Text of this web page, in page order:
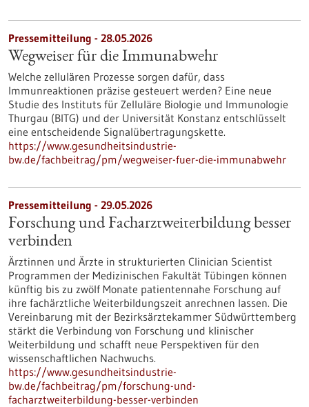
Pressemitteilung - 28.05.2026
Wegweiser für die Immunabwehr
Welche zellulären Prozesse sorgen dafür, dass
Immunreaktionen präzise gesteuert werden? Eine neue
Studie des Instituts für Zelluläre Biologie und Immunologie
Thurgau (BITG) und der Universität Konstanz entschlüsselt
eine entscheidende Signalübertragungskette.
https://www.gesundheitsindustrie-
bw.de/fachbeitrag/pm/wegweiser-fuer-die-immunabwehr
Pressemitteilung - 29.05.2026
Forschung und Facharztweiterbildung besser
verbinden
Ärztinnen und Ärzte in strukturierten Clinician Scientist
Programmen der Medizinischen Fakultät Tübingen können
künftig bis zu zwölf Monate patientennahe Forschung auf
ihre fachärztliche Weiterbildungszeit anrechnen lassen. Die
Vereinbarung mit der Bezirksärztekammer Südwürttemberg
stärkt die Verbindung von Forschung und klinischer
Weiterbildung und schafft neue Perspektiven für den
wissenschaftlichen Nachwuchs.
https://www.gesundheitsindustrie-
bw.de/fachbeitrag/pm/forschung-und-
facharztweiterbildung-besser-verbinden